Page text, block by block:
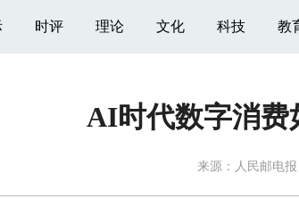
时评 理论 文化 科技 教
AI时代数字消费
来源： 人民邮电报